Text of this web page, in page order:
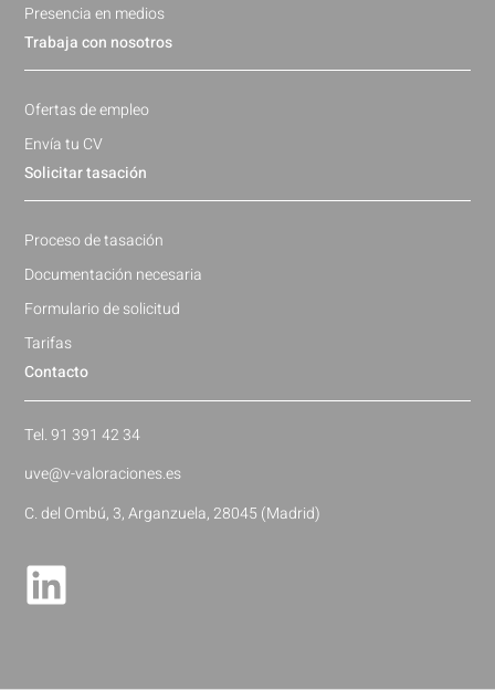
Contacto
Tel. 91 391 42 34
uve@v-valoraciones.es
C. del Ombú, 3, Arganzuela, 28045 (Madrid)
Solicitar tasación
Proceso de tasación
Documentación necesaria
Formulario de solicitud
Tarifas
Trabaja con nosotros
Ofertas de empleo
Envía tu CV
Presencia en medios